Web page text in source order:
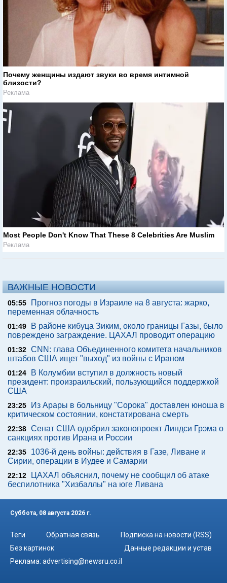
Почему женщины издают звуки во время интимной
близости?
Реклама
Most People Don't Know That These 8 Celebrities Are Muslim
Реклама
ВАЖНЫЕ НОВОСТИ
05:55
Прогноз погоды в Израиле на 8 августа: жарко,
переменная облачность
01:49
В районе кибуца Зиким, около границы Газы, было
повреждено заграждение. ЦАХАЛ проводит операцию
01:32 CNN: глава Объединенного комитета начальников
штабов США ищет "выход" из войны с Ираном
01:24
В Колумбии вступил в должность новый
президент: произраильский, пользующийся поддержкой
США
23:25
Из Арары в больницу "Сорока" доставлен юноша в
критическом состоянии, констатирована смерть
22:38 Сенат США одобрил законопроект Линдси Грэма о
санкциях против Ирана и России
22:35
1036-й день войны: действия в Газе, Ливане и
Сирии, операции в Иудее и Самарии
22:12
ЦАХАЛ объяснил, почему не сообщил об атаке
беспилотника "Хизбаллы" на юге Ливана
Суббота, 08 августа 2026 г.
Теги Обратная связь
Подписка на новости (RSS)
Без картинок
Данные редакции и устав
Реклама: advertising@newsru.co.il